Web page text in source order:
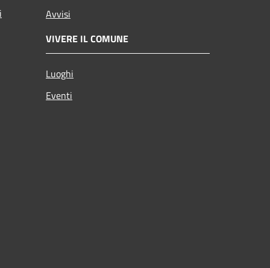
Avvisi
VIVERE IL COMUNE
Luoghi
Eventi